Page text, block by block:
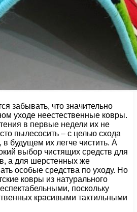
забывать, что значительно
уходе неестественные ковры.
в первые недели их не
пылесосить – с целью схода
будущем их легче чистить. А
выбор чистящих средств для
а для шерстенных же
особые средства по уходу. Но
ковры из натурального
поскольку
красивыми тактильными